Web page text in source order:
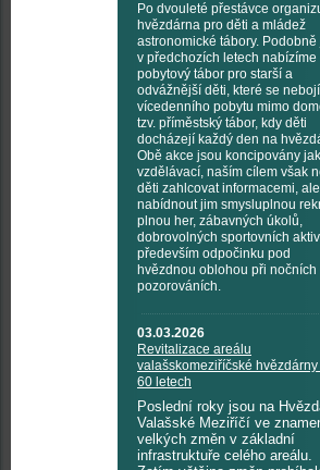
Po dvouleté přestávce
hvězdárna pro děti a mládež
astronomické tábory. Podobně
v předchozích letech nabízíme
pobytový tábor pro starší a
odvážnější děti, které se nebojí
vícedenního pobytu mimo
tzv. příměstský tábor, kdy děti
docházejí každý den na
Obě akce jsou koncipovány
vzdělávací, naším cílem však
děti zahlcovat informacemi, ale
nabídnout jim smysluplnou
plnou her, zábavných úkolů,
dobrovolných sportovních
především odpočinku pod
hvězdnou oblohou při nočních
pozorováních.
03.03.2026
Revitalizace areálu
valašskomeziříčské
60 letech
Poslední roky jsou na
Valašské Meziříčí ve
velkých změn v základní
infrastruktuře celého areálu.